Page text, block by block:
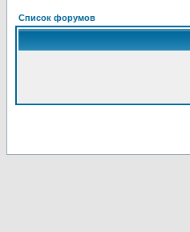
Список форумов